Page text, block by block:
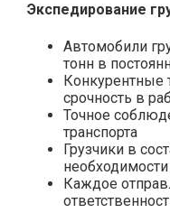
Экспедирование
Автомобили
тонн в
Конкурентные
срочность в
Точное
транспорта
Грузчики в
Каждое